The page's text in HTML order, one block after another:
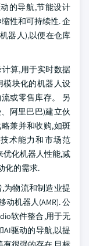
的导航,节能设计
性和可持续性. 企
器人),以便在仓库
算,用于实时数据
模块化的机器人设
或零售库存。 另
阿里巴巴)建立伙
兼并和收购,如斑
术能力和市场范
优化机器人性能,减
化的需求.
为物流和制造业提
动机器人(AMR). 公
软件整合,用于无
AI驱动的导航,以提